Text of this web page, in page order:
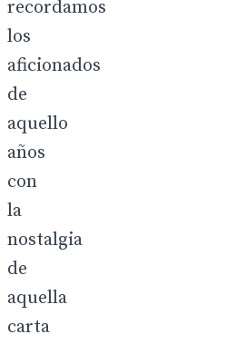
recordamos
los
aficionados
de
aquello
años
con
la
nostalgia
de
aquella
carta